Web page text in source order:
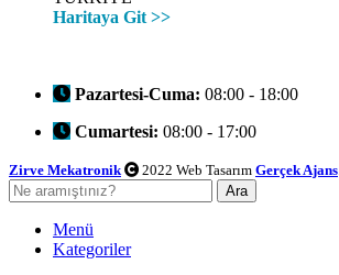
Haritaya Git >>
Pazartesi-Cuma: 08:00 - 18:00
Cumartesi: 08:00 - 17:00
Zirve Mekatronik 2022 Web Tasarım Gerçek Ajans
Ara
Menü
Kategoriler